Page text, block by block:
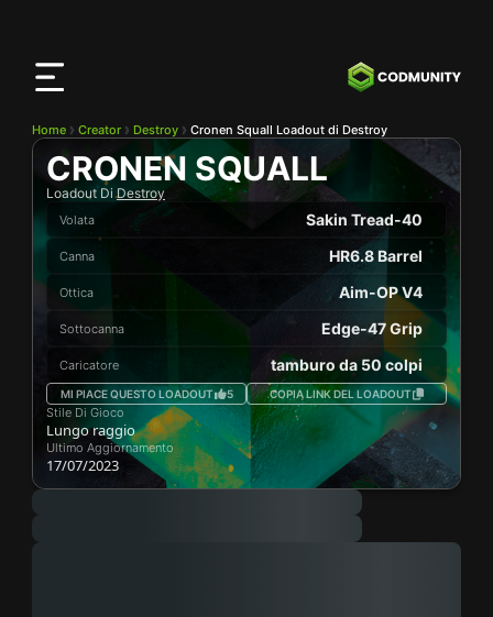
Home Creator Destroy Cronen Squall Loadout di Destroy
CRONEN SQUALL
Loadout DiDestroy
Volata Sakin Tread-40
Canna HR6.8 Barrel
Ottica Aim-OP V4
Sottocanna Edge-47 Grip
Caricatore tamburo da 50 colpi
MI PIACE QUESTO LOADOUT 5 COPIA LINK DEL LOADOUT
Stile Di Gioco
Lungo raggio
Ultimo Aggiornamento
17/07/2023